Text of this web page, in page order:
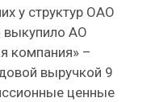
у структур ОАО
выкупило АО
компания» –
выручкой 9
ценные